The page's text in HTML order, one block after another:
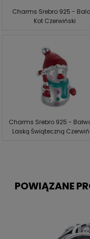
Charms Srebro 925 -
Kot Czerwiński
Charms Srebro 925 -
Laską Świąteczną
POWIĄZANE